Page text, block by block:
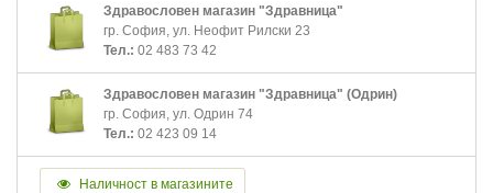
Здравословен магазин "Здравница"
гр. София, ул. Неофит Рилски 23
Тел.: 02 483 73 42
Здравословен магазин "Здравница" (Одрин)
гр. София, ул. Одрин 74
Тел.: 02 423 09 14
Наличност в магазините